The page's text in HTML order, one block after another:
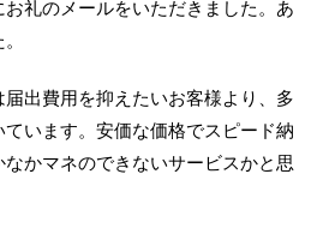
礼のメールをいただきました。あ
出費用を抑えたいお客様より、多
ています。安価な価格でスピード納
かマネのできないサービスかと思